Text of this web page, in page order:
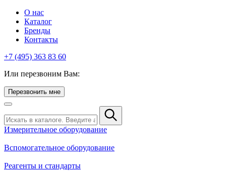
О нас
Каталог
Бренды
Контакты
+7 (495) 363 83 60
Или перезвоним Вам:
Перезвонить мне
Измерительное оборудование
Вспомогательное оборудование
Реагенты и стандарты